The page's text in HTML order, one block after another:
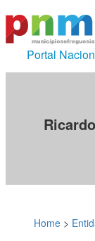
Portal
Home >